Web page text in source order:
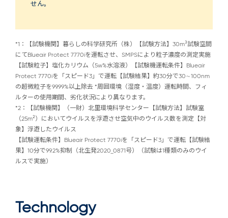
せん。
*1：【試験機関】暮らしの科学研究所（株）【試験方法】30m³試験空間
にてBlueair Protect 7770iを運転させ、SMPSにより粒子濃度の測定実施
【試験粒子】塩化カリウム（5w%水溶液）【試験機運転条件】Blueair
Protect 7770iを「スピード3」で運転【試験結果】約30分で30∼100nm
の超微粒子を99.99%以上除去 *周囲環境（湿度・温度）運転時間、フィ
ルターの使用期間、劣化状況により異なります。
*2：【試験機関】（一財）北里環境科学センター【試験方法】試験室
（25m²）においてウイルスを浮遊させ空気中のウイルス数を測定【対
象】浮遊したウイルス
【試験運転条件】Blueair Protect 7770iを「スピード3」で運転【試験結
果】10分で99.2%抑制（北生発2020_0871号）（試験は1種類のみのウイ
ルスで実施）
Technology